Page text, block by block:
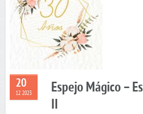
20
12 2023
Espejo Mágico –
II